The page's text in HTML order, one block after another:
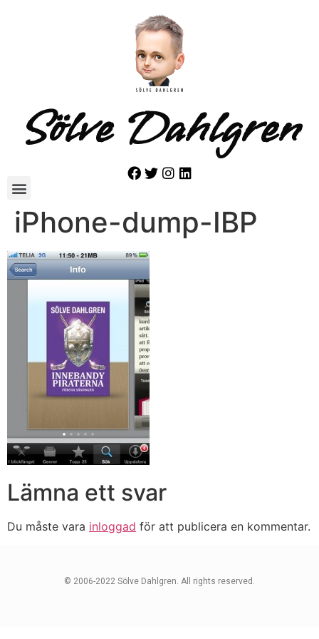
Sölve Dahlgren
iPhone-dump-IBP
Lämna ett svar
Du måste vara inloggad för att publicera en kommentar.
© 2006-2022 Sölve Dahlgren. All rights reserved.